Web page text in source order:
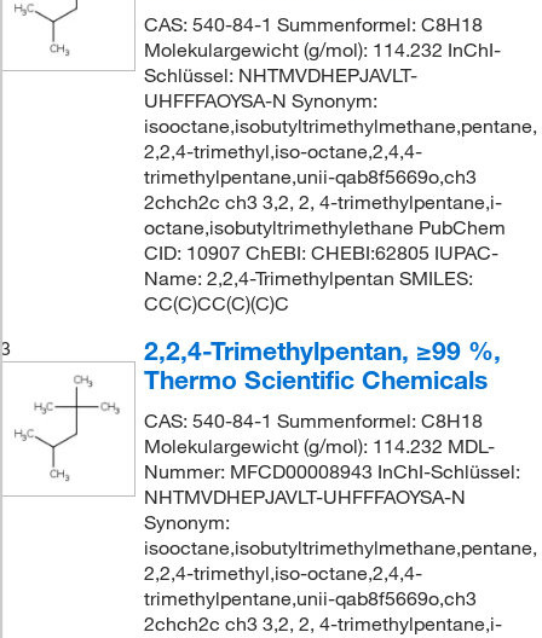
CAS: 540-84-1 Summenformel: C8H18
Molekulargewicht (g/mol): 114.232 InChI-
Schlüssel: NHTMVDHEPJAVLT-
UHFFFAOYSA-N Synonym:
isooctane,isobutyltrimethylmethane,pentane,
2,2,4-trimethyl,iso-octane,2,4,4-
trimethylpentane,unii-qab8f5669o,ch3
2chch2c ch3 3,2, 2, 4-trimethylpentane,i-
octane,isobutyltrimethylethane PubChem
CID: 10907 ChEBI: CHEBI:62805 IUPAC-
Name: 2,2,4-Trimethylpentan SMILES:
CC(C)CC(C)(C)C
3
2,2,4-Trimethylpentan, ≥99 %,
Thermo Scientific Chemicals
CAS: 540-84-1 Summenformel: C8H18
Molekulargewicht (g/mol): 114.232 MDL-
Nummer: MFCD00008943 InChI-Schlüssel:
NHTMVDHEPJAVLT-UHFFFAOYSA-N
Synonym:
isooctane,isobutyltrimethylmethane,pentane,
2,2,4-trimethyl,iso-octane,2,4,4-
trimethylpentane,unii-qab8f5669o,ch3
2chch2c ch3 3,2, 2, 4-trimethylpentane,i-